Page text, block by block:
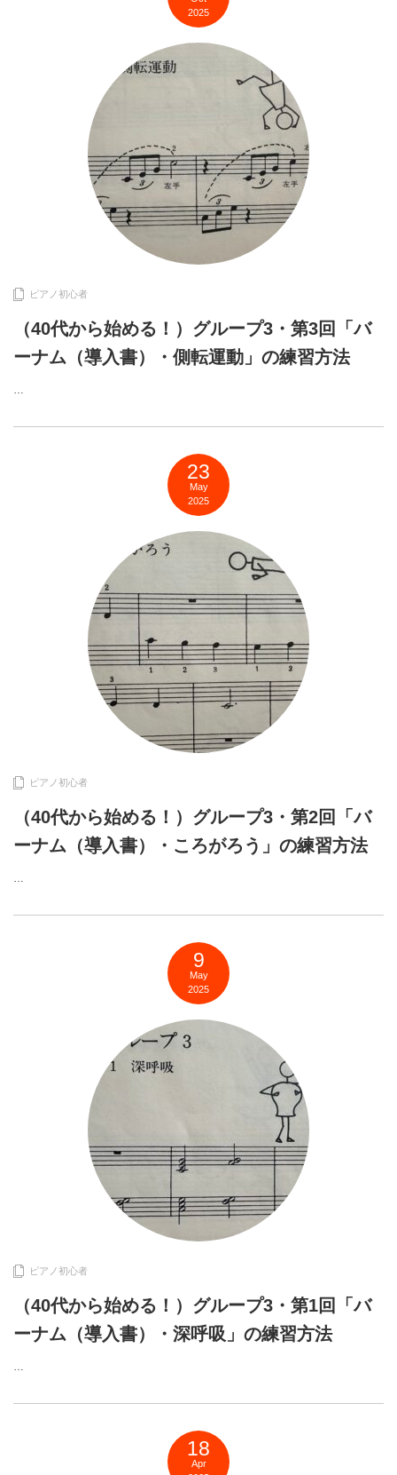
2025
ピアノ初心者
（40代から始める！）グループ3・第3回「バ
ーナム（導入書）・側転運動」の練習方法
…
23
May
2025
ピアノ初心者
（40代から始める！）グループ3・第2回「バ
ーナム（導入書）・ころがろう」の練習方法
…
9
May
2025
ピアノ初心者
（40代から始める！）グループ3・第1回「バ
ーナム（導入書）・深呼吸」の練習方法
…
18
Apr